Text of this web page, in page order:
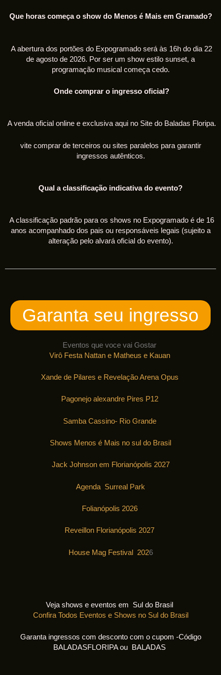
Que horas começa o show do Menos é Mais em Gramado?
A abertura dos portões do Expogramado será às 16h do dia 22
de agosto de 2026. Por ser um show estilo sunset, a
programação musical começa cedo.
Onde comprar o ingresso oficial?
A venda oficial online e exclusiva aqui no Site do Baladas Floripa.
vite comprar de terceiros ou sites paralelos para garantir
ingressos autênticos.
Qual a classificação indicativa do evento?
A classificação padrão para os shows no Expogramado é de 16
anos acompanhado dos pais ou responsáveis legais (sujeito a
alteração pelo alvará oficial do evento).
Garanta seu ingresso
Eventos que voce vai Gostar
Virô Festa Nattan e Matheus e Kauan
Xande de Pilares e Revelação Arena Opus
Pagonejo alexandre Pires P12
Samba Cassino- Rio Grande
Shows Menos é Mais no sul do Brasil
Jack Johnson em Florianópolis 2027
Agenda Surreal Park
Folianópolis 2026
Reveillon Florianópolis 2027
House Mag Festival 2026
Veja shows e eventos em Sul do Brasil
Confira Todos Eventos e Shows no Sul do Brasil
Garanta ingressos com desconto com o cupom -Código
BALADASFLORIPA ou BALADAS